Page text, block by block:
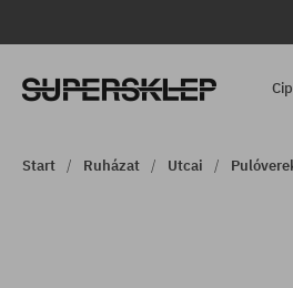
Start Ruházat Utcai